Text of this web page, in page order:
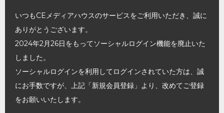
いつもCEメディアハウスのサービスをご利用いただき、誠に
ありがとうございます。
2024年2月26日をもってソーシャルログイン機能を廃止いた
しました。
ソーシャルログインを利用してログインされていた方は、誠
にお手数ですが、上記「新規会員登録」より、改めてご登録
をお願いいたします。